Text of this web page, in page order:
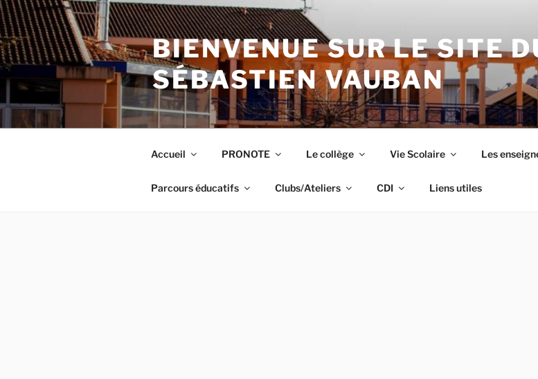
Aller
au
contenu
principal
BIENVENUE SUR LE SITE
SÉBASTIEN VAUBAN
Accueil PRONOTE Le collège Vie Scolaire Les
Parcours éducatifs Clubs/Ateliers CDI Liens utiles